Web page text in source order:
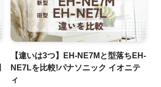
【違いは3つ】EH-NE7Mと型落ちEH-
NE7Lを比較!パナソニック イオニテ
ィ